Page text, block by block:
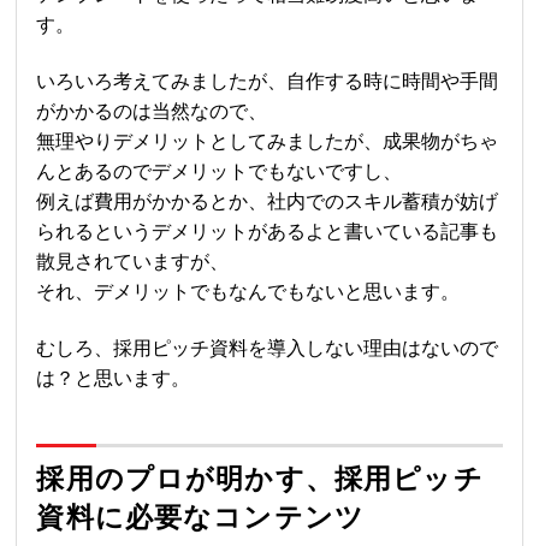
す。
いろいろ考えてみましたが、自作する時に時間や手間
がかかるのは当然なので、
無理やりデメリットとしてみましたが、成果物がちゃ
んとあるのでデメリットでもないですし、
例えば費用がかかるとか、社内でのスキル蓄積が妨げ
られるというデメリットがあるよと書いている記事も
散見されていますが、
それ、デメリットでもなんでもないと思います。
むしろ、採用ピッチ資料を導入しない理由はないので
は？と思います。
採用のプロが明かす、採用ピッチ
資料に必要なコンテンツ